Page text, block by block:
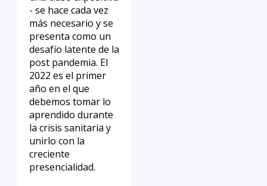
- se hace cada vez
más necesario y se
presenta como un
desafío latente de la
post pandemia. El
2022 es el primer
año en el que
debemos tomar lo
aprendido durante
la crisis sanitaria y
unirlo con la
creciente
presencialidad.